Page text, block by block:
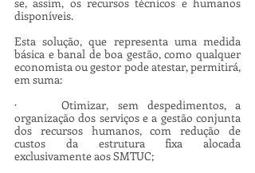
disponíveis.
Esta solução, que representa uma medida
básica e banal de boa gestão, como qualquer
economista ou gestor pode atestar, permitirá,
em suma:
·     Otimizar, sem despedimentos, a
organização dos serviços e a gestão conjunta
dos recursos humanos, com redução de
custos da estrutura fixa alocada
exclusivamente aos SMTUC;